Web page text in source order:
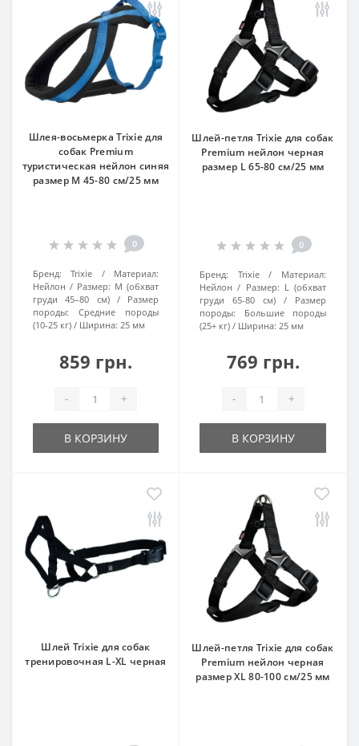
Шлея-восьмерка Trixie для
собак Premium
туристическая нейлон синяя
размер M 45-80 см/25 мм
0
Бренд: Trixie
Материал:
Нейлон
Размер: M (обхват
груди 45–80 см)
Размер
породы:
Средние породы
(10-25 кг)
Ширина: 25 мм
859 грн.
- +
В КОРЗИНУ
Шлей-петля Trixie для собак
Premium нейлон черная
размер L 65-80 см/25 мм
0
Бренд: Trixie
Материал:
Нейлон
Размер: L (обхват
груди 65-80 см)
Размер
породы:
Большие породы
(25+ кг)
Ширина: 25 мм
769 грн.
- +
В КОРЗИНУ
Шлей Trixie для собак
тренировочная L-XL черная
Шлей-петля Trixie для собак
Premium нейлон черная
размер XL 80-100 см/25 мм